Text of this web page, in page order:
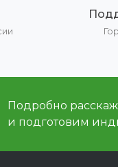
Подробно
и подготовим